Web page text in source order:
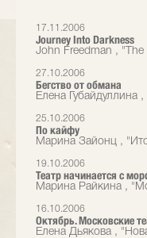
17.11.2006
Journey Into Darkness
John Freedman ,
27.10.2006
Бегство от обмана
Елена Губайдуллина ,
25.10.2006
По кайфу
Марина Зайонц ,
19.10.2006
Театр начинается с
Марина Райкина ,
16.10.2006
Октябрь. Московские
Елена Дьякова ,